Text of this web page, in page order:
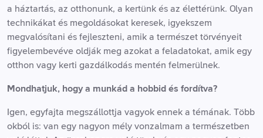
a háztartás, az otthonunk, a kertünk és az élettérünk. Olyan
technikákat és megoldásokat keresek, igyekszem
megvalósítani és fejleszteni, amik a természet törvényeit
figyelembevéve oldják meg azokat a feladatokat, amik egy
otthon vagy kerti gazdálkodás mentén felmerülnek.
Mondhatjuk, hogy a munkád a hobbid és fordítva?
Igen, egyfajta megszállottja vagyok ennek a témának. Több
okból is: van egy nagyon mély vonzalmam a természetben